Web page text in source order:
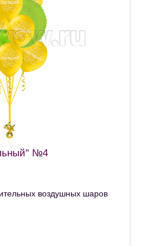
№4
воздушных шаров